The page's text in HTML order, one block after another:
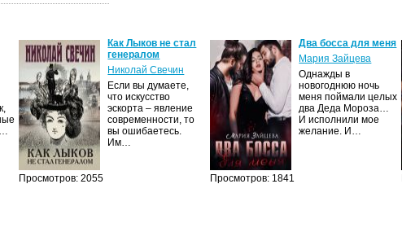
Просмотров: 2055
Как Лыков не стал
генералом
Николай Свечин
Если вы думаете,
что искусство
эскорта – явление
современности, то
вы ошибаетесь.
Им…
Просмотров: 1841
Два босса для меня
Мария Зайцева
Однажды в
новогоднюю ночь
меня поймали целых
два Деда Мороза…
И исполнили мое
желание. И…